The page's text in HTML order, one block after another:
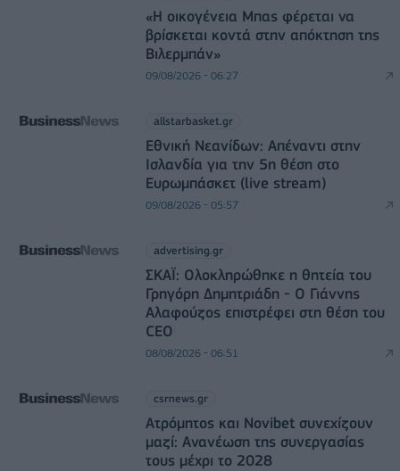
«Η οικογένεια Μπας φέρεται να
βρίσκεται κοντά στην απόκτηση της
Βιλερμπάν»
09/08/2026 - 06:27
allstarbasket.gr
Εθνική Νεανίδων: Απέναντι στην
Ισλανδία για την 5η θέση στο
Ευρωμπάσκετ (live stream)
09/08/2026 - 05:57
advertising.gr
ΣΚΑΪ: Ολοκληρώθηκε η θητεία του
Γρηγόρη Δημητριάδη - Ο Γιάννης
Αλαφούζος επιστρέφει στη θέση του
CEO
08/08/2026 - 06:51
csrnews.gr
Ατρόμητος και Novibet συνεχίζουν
μαζί: Ανανέωση της συνεργασίας
τους μέχρι το 2028